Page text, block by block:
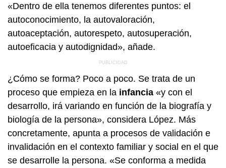
«Dentro de ella tenemos diferentes puntos: el
autoconocimiento, la autovaloración,
autoaceptación, autorespeto, autosuperación,
autoeficacia y autodignidad», añade.
¿Cómo se forma? Poco a poco. Se trata de un
proceso que empieza en la infancia «y con el
desarrollo, irá variando en función de la biografía y
biología de la persona», considera López. Más
concretamente, apunta a procesos de validación e
invalidación en el contexto familiar y social en el que
se desarrolle la persona. «Se conforma a medida